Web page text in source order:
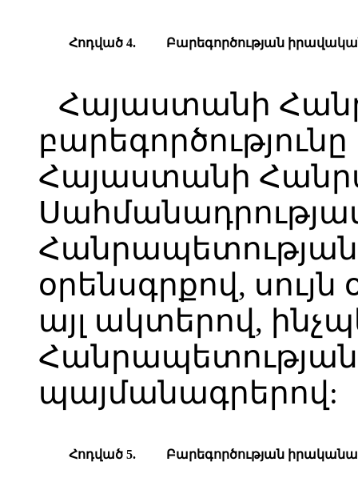
Հոդված 4. Բարեգործության
Հայաստանի
Հայաստանի
օրենսգրքով,
այլ ակտերով,
Հանրապետության
պայմանագրերով:
Հոդված 5. Բարեգործության